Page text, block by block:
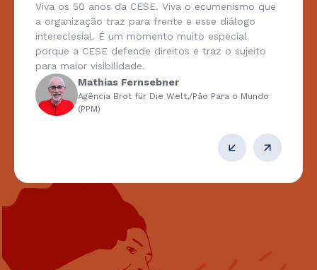
Viva os 50 anos da CESE. Viva o ecumenismo que
a organização traz para frente e esse diálogo
intereclesial. É um momento muito especial
porque a CESE defende direitos e traz o sujeito
para maior visibilidade.
Mathias Fernsebner
Agência Brot für Die Welt,/Pâo Para o Mundo
(PPM)